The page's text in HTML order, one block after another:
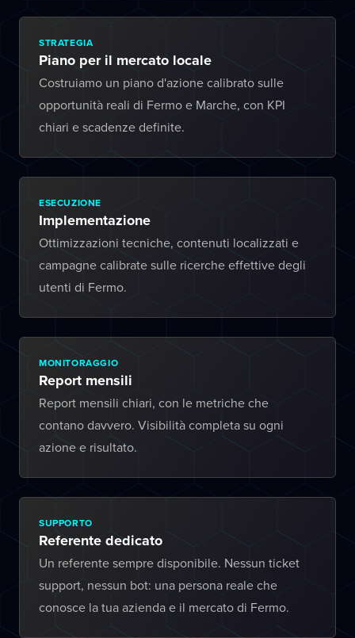
STRATEGIA
Piano per il mercato locale
Costruiamo un piano d'azione calibrato sulle
opportunità reali di Fermo e Marche, con KPI
chiari e scadenze definite.
ESECUZIONE
Implementazione
Ottimizzazioni tecniche, contenuti localizzati e
campagne calibrate sulle ricerche effettive degli
utenti di Fermo.
MONITORAGGIO
Report mensili
Report mensili chiari, con le metriche che
contano davvero. Visibilità completa su ogni
azione e risultato.
SUPPORTO
Referente dedicato
Un referente sempre disponibile. Nessun ticket
support, nessun bot: una persona reale che
conosce la tua azienda e il mercato di Fermo.